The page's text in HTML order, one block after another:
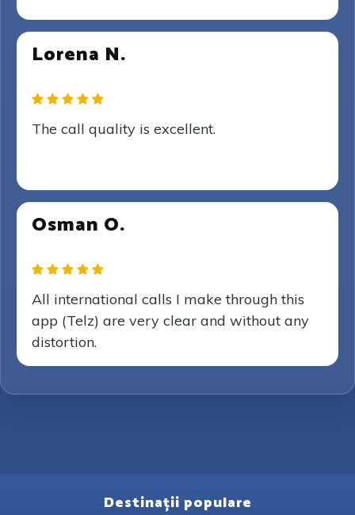
Lorena N.
The call quality is excellent.
Osman O.
All international calls I make through this
app (Telz) are very clear and without any
distortion.
Destinații populare